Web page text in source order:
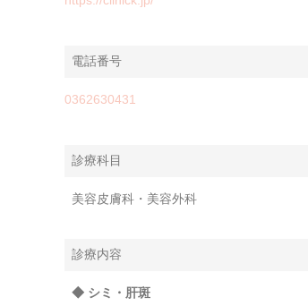
電話番号
0362630431
診療科目
美容皮膚科・美容外科
診療内容
◆ シミ・肝斑